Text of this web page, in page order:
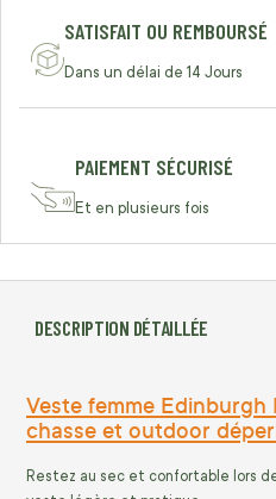
SATISFAIT OU REMBOURSÉ
Dans un délai de 14 Jours
PAIEMENT SÉCURISÉ
Et en plusieurs fois
DESCRIPTION DÉTAILLÉE
Veste femme Edinburgh
chasse et outdoor
Restez au sec et confortable lors